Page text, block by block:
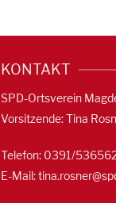
KONTAKT
SPD-Ortsverein
Vorsitzende: Tina
Telefon: 0391/
E-Mail: